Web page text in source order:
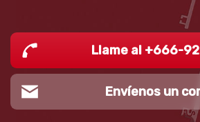
Llame al +666-
Envíenos un